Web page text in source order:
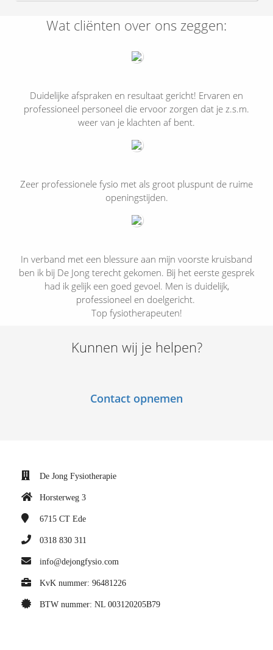
Wat cliënten over ons zeggen:
Duidelijke afspraken en resultaat gericht! Ervaren en
professioneel personeel die ervoor zorgen dat je z.s.m.
weer van je klachten af bent.
Zeer professionele fysio met als groot pluspunt de ruime
openingstijden.
In verband met een blessure aan mijn voorste kruisband
ben ik bij De Jong terecht gekomen. Bij het eerste gesprek
had ik gelijk een goed gevoel. Men is duidelijk,
professioneel en doelgericht.
Top fysiotherapeuten!
Kunnen wij je helpen?
Contact opnemen
De Jong Fysiotherapie
Horsterweg 3
6715 CT Ede
0318 830 311
info@dejongfysio.com
KvK nummer: 96481226
BTW nummer: NL 003120205B79